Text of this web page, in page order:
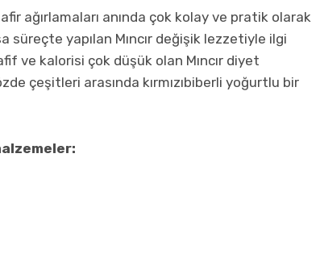
ağırlamaları anında çok kolay ve pratik olarak
süreçte yapılan Mıncır değişik lezzetiyle ilgi
ve kalorisi çok düşük olan Mıncır diyet
çeşitleri arasında kırmızıbiberli yoğurtlu bir